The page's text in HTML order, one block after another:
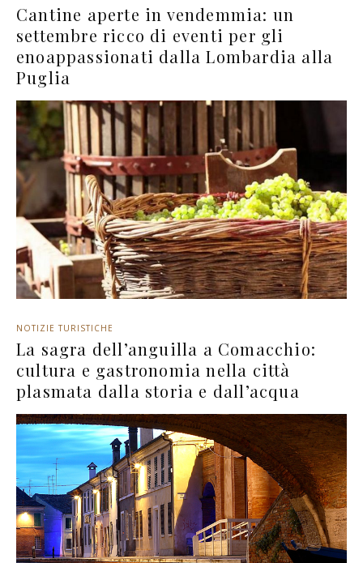
Cantine aperte in vendemmia: un
settembre ricco di eventi per gli
enoappassionati dalla Lombardia alla
Puglia
NOTIZIE TURISTICHE
La sagra dell’anguilla a Comacchio:
cultura e gastronomia nella città
plasmata dalla storia e dall’acqua